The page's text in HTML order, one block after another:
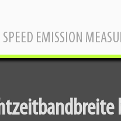
EMISSION